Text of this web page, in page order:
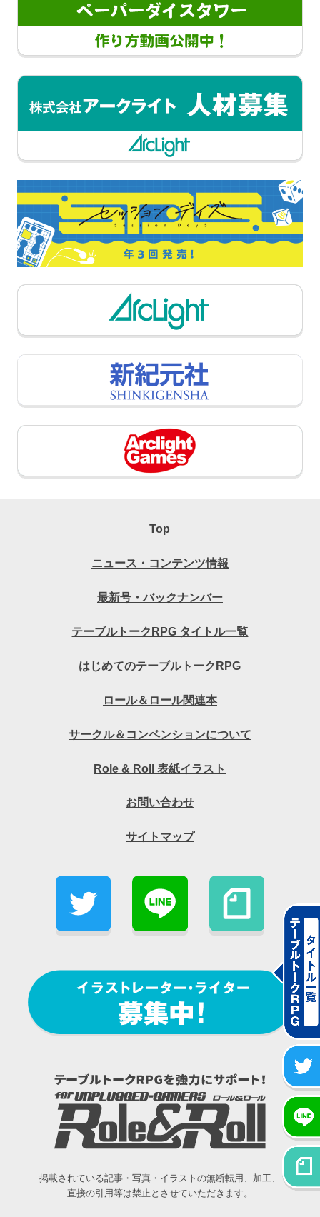
Top
ニュース・コンテンツ情報
最新号・バックナンバー
テーブルトークRPG タイトル一覧
はじめてのテーブルトークRPG
ロール＆ロール関連本
サークル＆コンベンションについて
Role & Roll 表紙イラスト
お問い合わせ
サイトマップ
掲載されている記事・写真・イラストの無断転用、加工、
直接の引用等は禁止とさせていただきます。